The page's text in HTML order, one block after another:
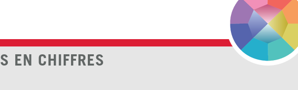
EN CHIFFRES